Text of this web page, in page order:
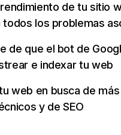
rendimiento de tu sitio
todos los problemas
de que el bot de
e indexar tu web
web en busca de
y de SEO